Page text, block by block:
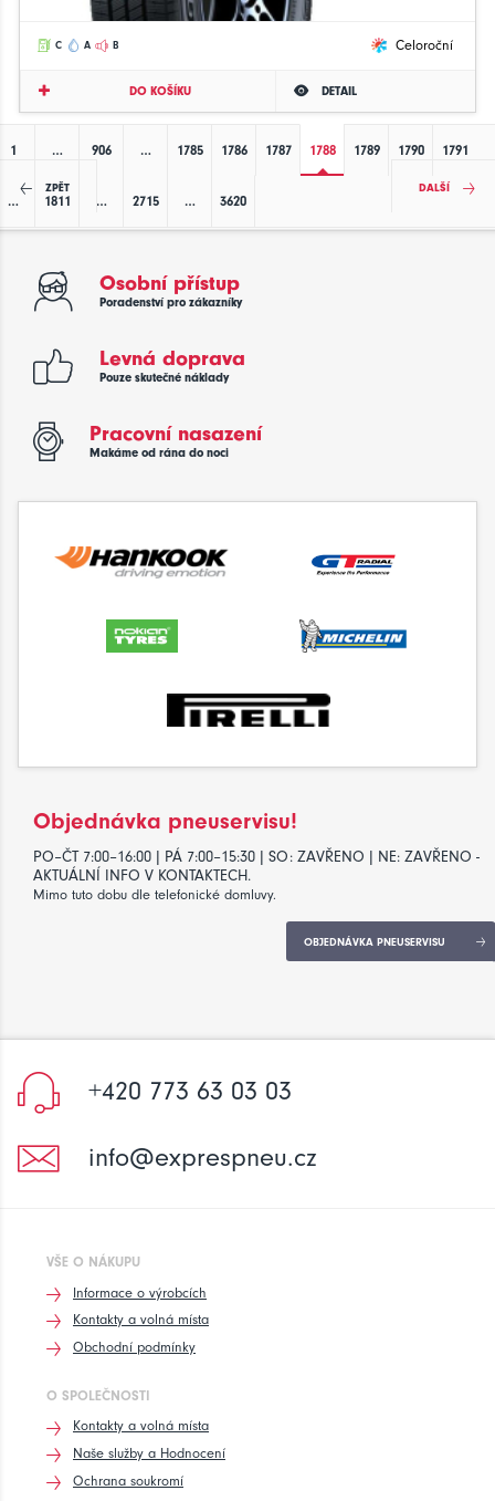
C A B Celoroční
DO KOŠÍKU DETAIL
ZPĚT
1 … 906 … 1785 1786 1787 1788 1789 1790 1791
… 1811 … 2715 … 3620
DALŠÍ
Osobní přístup
Poradenství pro zákazníky
Levná doprava
Pouze skutečné náklady
Pracovní nasazení
Makáme od rána do noci
Objednávka pneuservisu!
PO–ČT 7:00–16:00 | PÁ 7:00–15:30 | SO: ZAVŘENO | NE: ZAVŘENO -
AKTUÁLNÍ INFO V KONTAKTECH.
Mimo tuto dobu dle telefonické domluvy.
OBJEDNÁVKA PNEUSERVISU
+420 773 63 03 03
info@exprespneu.cz
VŠE O NÁKUPU
Informace o výrobcích
Kontakty a volná místa
Obchodní podmínky
O SPOLEČNOSTI
Kontakty a volná místa
Naše služby a Hodnocení
Ochrana soukromí